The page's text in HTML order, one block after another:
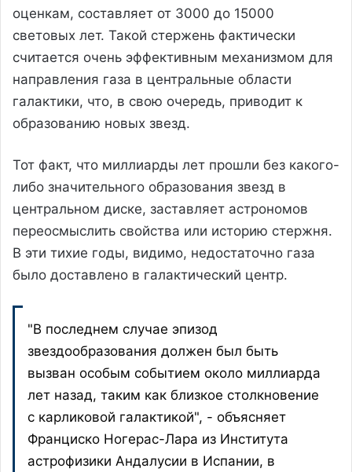
оценкам, составляет от 3000 до 15000
световых лет. Такой стержень фактически
считается очень эффективным механизмом для
направления газа в центральные области
галактики, что, в свою очередь, приводит к
образованию новых звезд.
Тот факт, что миллиарды лет прошли без какого-
либо значительного образования звезд в
центральном диске, заставляет астрономов
переосмыслить свойства или историю стержня.
В эти тихие годы, видимо, недостаточно газа
было доставлено в галактический центр.
"В последнем случае эпизод
звездообразования должен был быть
вызван особым событием около миллиарда
лет назад, таким как близкое столкновение
с карликовой галактикой", - объясняет
Франциско Ногерас-Лара из Института
астрофизики Андалусии в Испании, в